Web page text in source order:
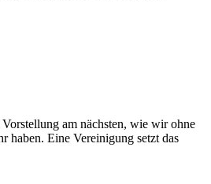
am nächsten, wie wir ohne
haben. Eine Vereinigung setzt das